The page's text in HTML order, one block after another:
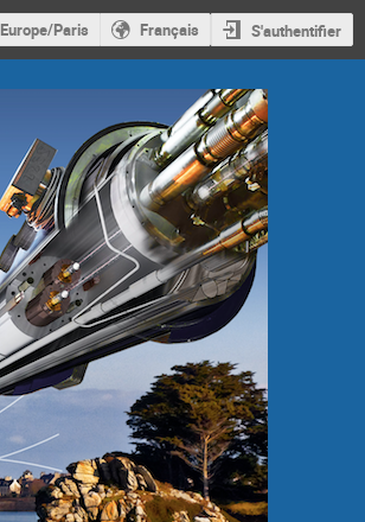
Europe/Paris Français S'authentifier